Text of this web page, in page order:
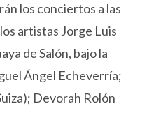
los conciertos a las
artistas Jorge Luis
de Salón, bajo la
Ángel Echeverría;
Devorah Rolón